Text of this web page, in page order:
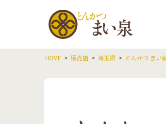
HOME 販売店 埼玉県 とんかつ ま